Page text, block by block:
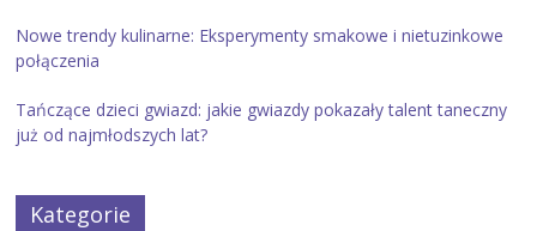
Nowe trendy kulinarne: Eksperymenty smakowe i nietuzinkowe
połączenia
Tańczące dzieci gwiazd: jakie gwiazdy pokazały talent taneczny
już od najmłodszych lat?
Kategorie